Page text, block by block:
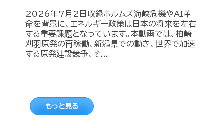
2026年7月2日収録ホルムズ海峡危機やAI革
命を背景に、エネルギー政策は日本の将来を左右
する重要課題となっています。本動画では、柏崎
刈羽原発の再稼働、新潟県での動き、世界で加速
する原発建設競争、そ...
もっと見る